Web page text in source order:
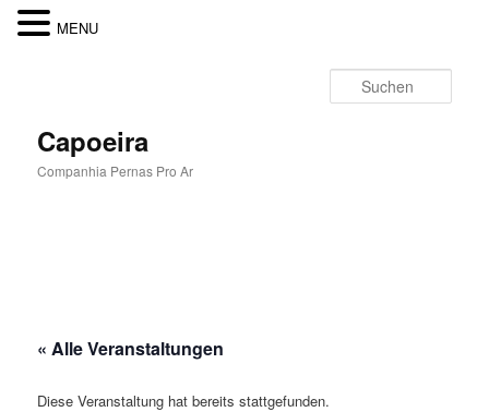
Capoeira
Companhia Pernas Pro Ar
« Alle Veranstaltungen
Diese Veranstaltung hat bereits stattgefunden.
MENU